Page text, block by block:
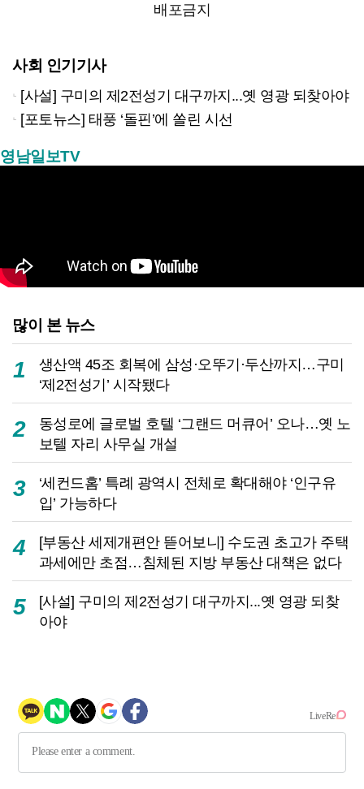
배포금지
사회 인기기사
[사설] 구미의 제2전성기 대구까지...옛 영광 되찾아야
[포토뉴스] 태풍 ‘돌핀’에 쏠린 시선
영남일보TV
많이 본 뉴스
1
생산액 45조 회복에 삼성·오뚜기·두산까지…구미
‘제2전성기’ 시작됐다
2
동성로에 글로벌 호텔 ‘그랜드 머큐어’ 오나…옛 노
보텔 자리 사무실 개설
3
‘세컨드홈’ 특례 광역시 전체로 확대해야 ‘인구유
입’ 가능하다
4
[부동산 세제개편안 뜯어보니] 수도권 초고가 주택
과세에만 초점…침체된 지방 부동산 대책은 없다
5
[사설] 구미의 제2전성기 대구까지...옛 영광 되찾
아야